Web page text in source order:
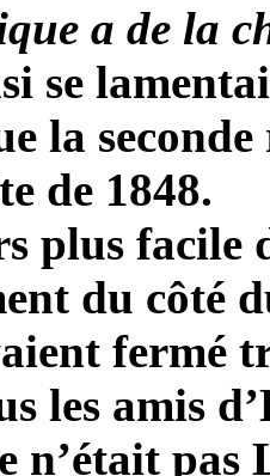
a de la
se
la
de 1848.
plus facile
du côté
fermé
les amis
n’était